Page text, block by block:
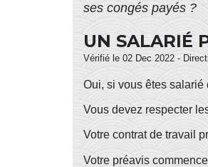
ses congés payés ?
UN SALARIÉ
Vérifié le 02 Dec 2022 -
Oui, si vous êtes
Vous devez respecter
Votre contrat de travail
Votre préavis